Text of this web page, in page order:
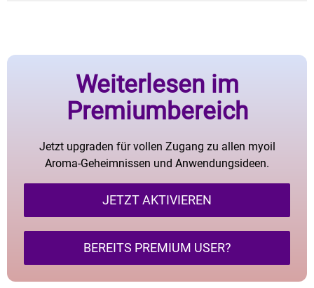
Weiterlesen im
Premiumbereich
Jetzt upgraden für vollen Zugang zu allen myoil
Aroma-Geheimnissen und Anwendungsideen.
JETZT AKTIVIEREN
BEREITS PREMIUM USER?